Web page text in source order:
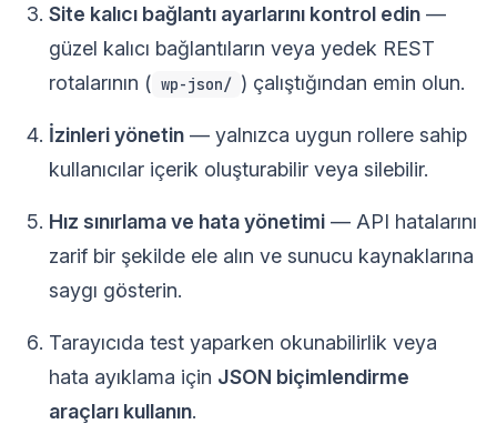
Site kalıcı bağlantı ayarlarını kontrol edin —
güzel kalıcı bağlantıların veya yedek REST
rotalarının ( wp-json/ ) çalıştığından emin olun.
İzinleri yönetin — yalnızca uygun rollere sahip
kullanıcılar içerik oluşturabilir veya silebilir.
Hız sınırlama ve hata yönetimi — API hatalarını
zarif bir şekilde ele alın ve sunucu kaynaklarına
saygı gösterin.
Tarayıcıda test yaparken okunabilirlik veya
hata ayıklama için JSON biçimlendirme
araçları kullanın.